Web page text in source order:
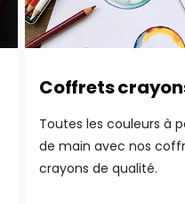
Coffrets
Toutes les couleurs à
de main avec nos
crayons de qualité.